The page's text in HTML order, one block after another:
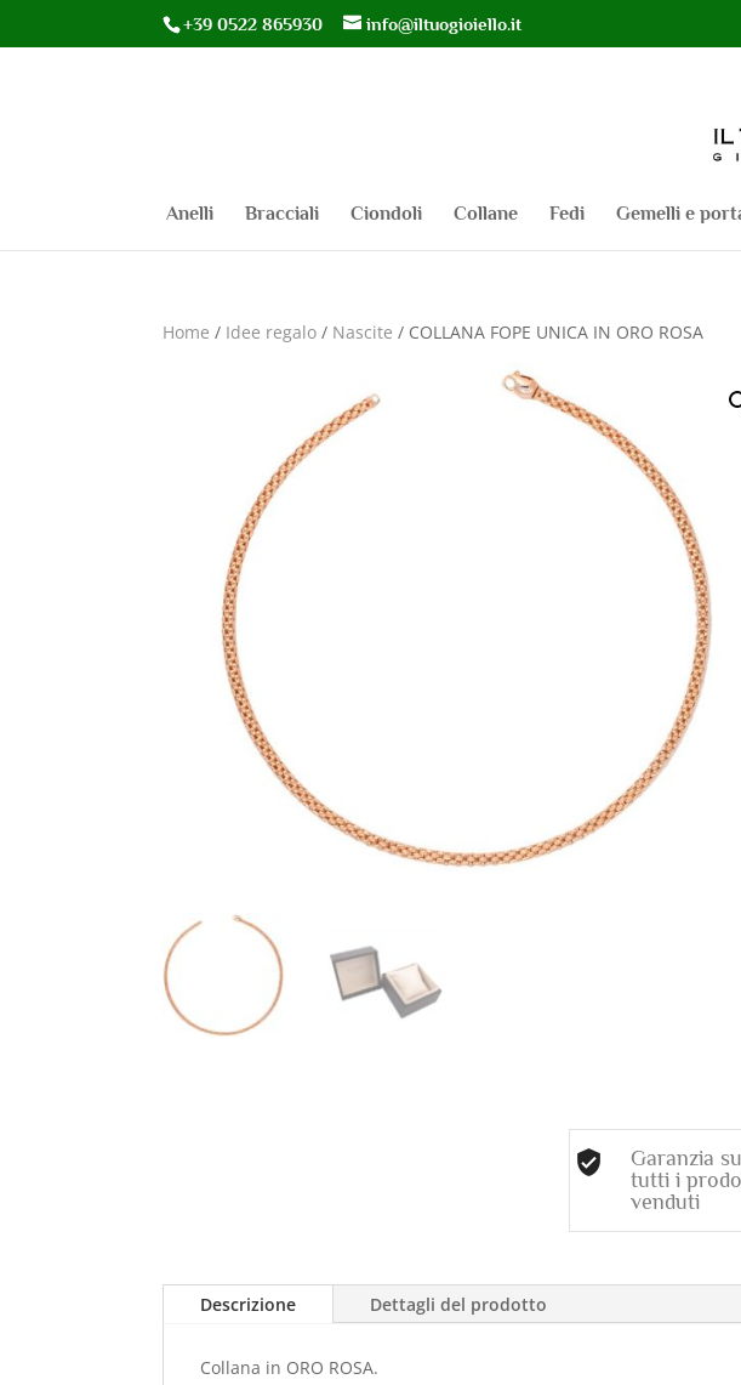
+39 0522 865930 info@iltuogioiello.it
Anelli Bracciali Ciondoli Collane Fedi Gemelli e
Home / Idee regalo / Nascite / COLLANA FOPE UNICA IN ORO ROSA
Garanzia su
tutti i
venduti
Descrizione Dettagli del prodotto
Collana in ORO ROSA.